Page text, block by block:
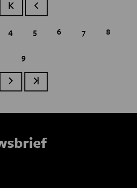
Paginatie
Eerste paginaVorige pagina
pagina
Page
4 Page
5 Page
6 Page
7 Page
8
Page
9
Volgende paginaLaatste pagina